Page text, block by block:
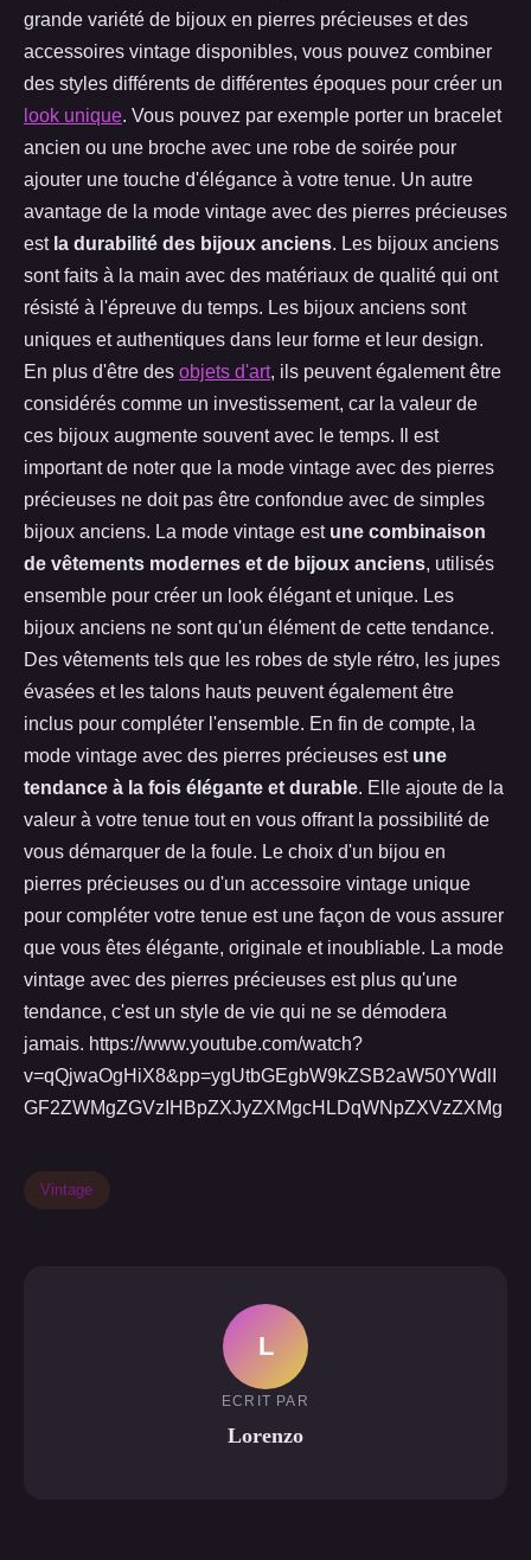
grande variété de bijoux en pierres précieuses et des
accessoires vintage disponibles, vous pouvez combiner
des styles différents de différentes époques pour créer un
look unique. Vous pouvez par exemple porter un bracelet
ancien ou une broche avec une robe de soirée pour
ajouter une touche d'élégance à votre tenue. Un autre
avantage de la mode vintage avec des pierres précieuses
est la durabilité des bijoux anciens. Les bijoux anciens
sont faits à la main avec des matériaux de qualité qui ont
résisté à l'épreuve du temps. Les bijoux anciens sont
uniques et authentiques dans leur forme et leur design.
En plus d'être des objets d'art, ils peuvent également être
considérés comme un investissement, car la valeur de
ces bijoux augmente souvent avec le temps. Il est
important de noter que la mode vintage avec des pierres
précieuses ne doit pas être confondue avec de simples
bijoux anciens. La mode vintage est une combinaison
de vêtements modernes et de bijoux anciens, utilisés
ensemble pour créer un look élégant et unique. Les
bijoux anciens ne sont qu'un élément de cette tendance.
Des vêtements tels que les robes de style rétro, les jupes
évasées et les talons hauts peuvent également être
inclus pour compléter l'ensemble. En fin de compte, la
mode vintage avec des pierres précieuses est une
tendance à la fois élégante et durable. Elle ajoute de la
valeur à votre tenue tout en vous offrant la possibilité de
vous démarquer de la foule. Le choix d'un bijou en
pierres précieuses ou d'un accessoire vintage unique
pour compléter votre tenue est une façon de vous assurer
que vous êtes élégante, originale et inoubliable. La mode
vintage avec des pierres précieuses est plus qu'une
tendance, c'est un style de vie qui ne se démodera
jamais. https://www.youtube.com/watch?
v=qQjwaOgHiX8&pp=ygUtbGEgbW9kZSB2aW50YWdlI
GF2ZWMgZGVzIHBpZXJyZXMgcHLDqWNpZXVzZXMg
Vintage
L
ECRIT PAR
Lorenzo